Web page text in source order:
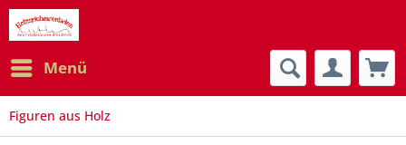
Menü
Figuren aus Holz